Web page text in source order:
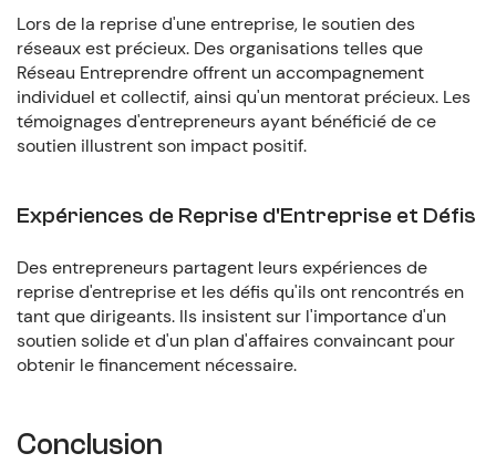
Lors de la reprise d'une entreprise, le soutien des
réseaux est précieux. Des organisations telles que
Réseau Entreprendre offrent un accompagnement
individuel et collectif, ainsi qu'un mentorat précieux. Les
témoignages d'entrepreneurs ayant bénéficié de ce
soutien illustrent son impact positif.
Expériences de Reprise d'Entreprise et Défis
Des entrepreneurs partagent leurs expériences de
reprise d'entreprise et les défis qu'ils ont rencontrés en
tant que dirigeants. Ils insistent sur l'importance d'un
soutien solide et d'un plan d'affaires convaincant pour
obtenir le financement nécessaire.
Conclusion